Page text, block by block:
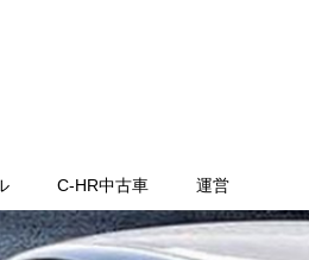
C-HR中古車 運営